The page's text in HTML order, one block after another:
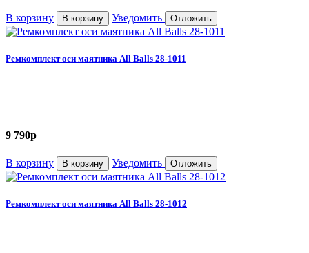
В корзину В корзину Уведомить Отложить
Ремкомплект оси маятника All Balls 28-1011
9 790p
В корзину В корзину Уведомить Отложить
Ремкомплект оси маятника All Balls 28-1012